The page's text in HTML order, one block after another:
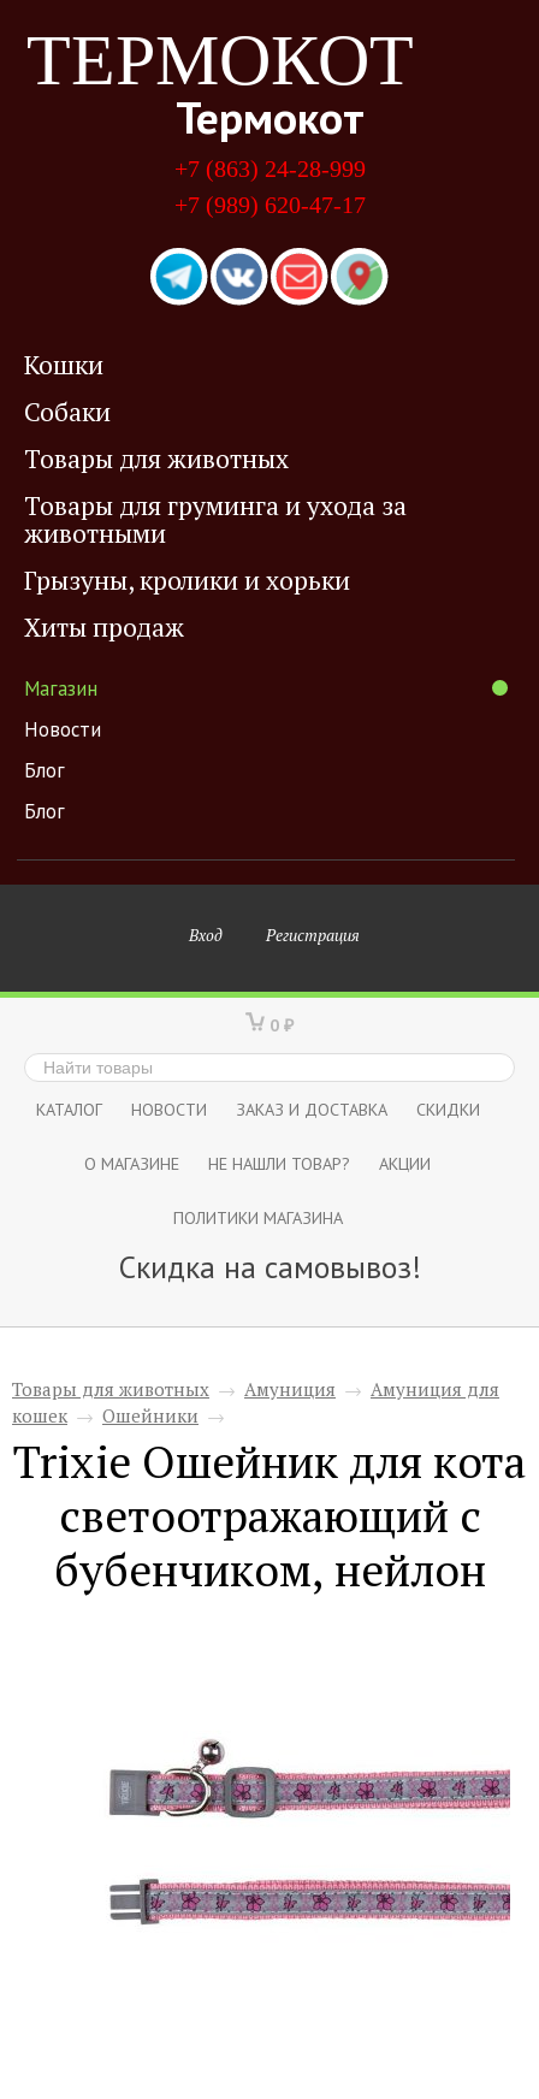
ТЕРМОКОТ
Термокот
+7 (863) 24-28-999
+7 (989) 620-47-17
Кошки
Собаки
Товары для животных
Товары для груминга и ухода за
животными
Грызуны, кролики и хорьки
Хиты продаж
Магазин
Новости
Блог
Блог
Вход Регистрация
0 ₽
КАТАЛОГ НОВОСТИ ЗАКАЗ И ДОСТАВКА СКИДКИ
О МАГАЗИНЕ НЕ НАШЛИ ТОВАР? АКЦИИ
ПОЛИТИКИ МАГАЗИНА
Скидка на самовывоз!
Товары для животных → Амуниция → Амуниция для
кошек → Ошейники →
Trixie Ошейник для кота
светоотражающий с
бубенчиком, нейлон